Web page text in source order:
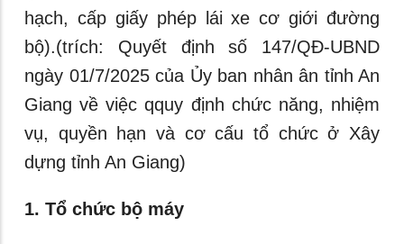
hạch, cấp giấy phép lái xe cơ giới đường
bộ).(trích: Quyết định số 147/QĐ-UBND
ngày 01/7/2025 của Ủy ban nhân ân tỉnh An
Giang về việc qquy định chức năng, nhiệm
vụ, quyền hạn và cơ cấu tổ chức ở Xây
dựng tỉnh An Giang)
1. Tổ chức bộ máy